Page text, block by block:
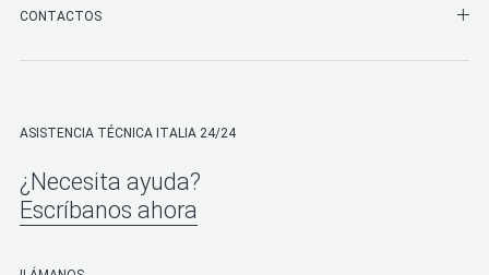
CONTACTOS
ASISTENCIA TÉCNICA ITALIA 24/24
¿Necesita ayuda?
Escríbanos ahora